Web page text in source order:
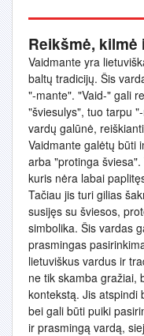
Reikšmė, kilmė
Vaidmante yra
baltų tradicijų. Šis
"-mante". "Vaid-" gali
"šviesulys", tuo tarpu
vardų galūnė,
Vaidmante galėtų būti
arba "protinga
kuris nėra labai
Tačiau jis turi gilias
susijęs su šviesos,
simbolika. Šis vardas
prasmingas
lietuviškus vardus ir
ne tik skamba gražiai,
kontekstą. Jis atspindi
bei gali būti puiki
ir prasmingą vardą,